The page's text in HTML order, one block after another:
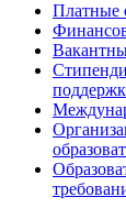
Платные